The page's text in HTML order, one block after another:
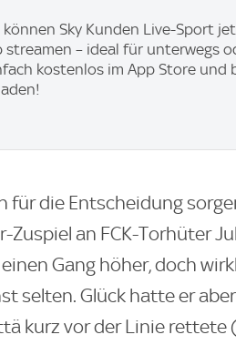
Sky Kunden Live-Sport
streamen – ideal für unterwegs
kostenlos im App Store und
für die Entscheidung
an FCK-Torhüter
Gang höher, doch
selten. Glück hatte er
kurz vor der Linie rettete